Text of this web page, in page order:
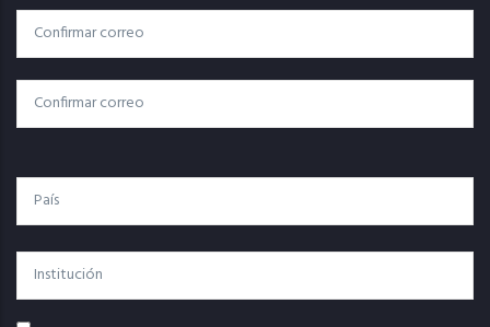
Correo
Electrónico
Correo Electrónico
Confirmar Correo
País
Institución